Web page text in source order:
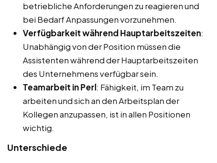
betriebliche Anforderungen zu reagieren und
bei Bedarf Anpassungen vorzunehmen.
Verfügbarkeit während Hauptarbeitszeiten:
Unabhängig von der Position müssen die
Assistenten während der Hauptarbeitszeiten
des Unternehmens verfügbar sein.
Teamarbeit in Perl: Fähigkeit, im Team zu
arbeiten und sich an den Arbeitsplan der
Kollegen anzupassen, ist in allen Positionen
wichtig.
Unterschiede